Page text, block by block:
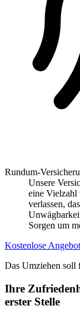
Rundum-
Unsere
eine Vielzahl
verlassen,
Sorgen um
Kostenlose
Das Umziehen soll
Ihre
erster Stelle